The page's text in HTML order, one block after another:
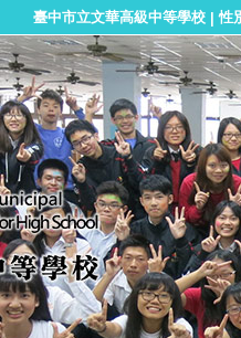
臺中市立文華高級中等學校 |性